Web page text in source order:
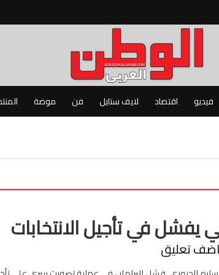
فيديو اقتصاد لايف ستايل فن موضة
يفشل في تأجيل الانتخابات
اضف تعليق